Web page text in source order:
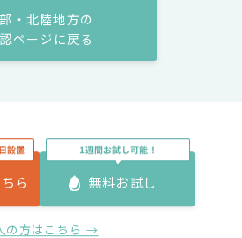
・北陸地方の
ページに戻る
式SNS
ら 無料お試し
の方はこちら →